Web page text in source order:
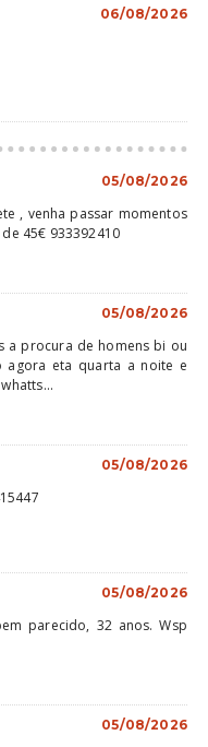
06/08/2026
05/08/2026
, venha passar momentos
45€ 933392410
05/08/2026
a procura de homens bi ou
agora eta quarta a noite e
05/08/2026
05/08/2026
parecido, 32 anos. Wsp
05/08/2026